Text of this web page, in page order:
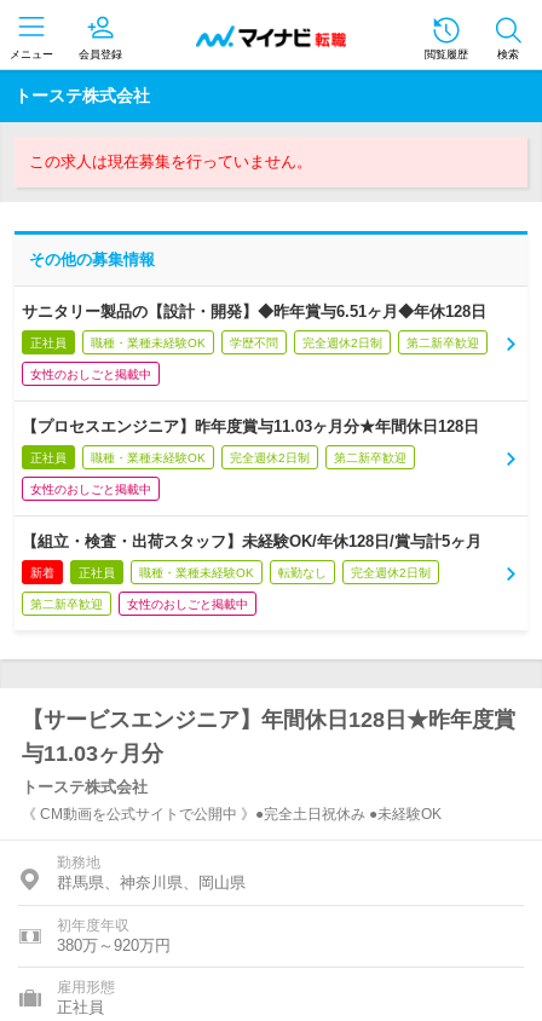
メニュー 会員登録 閲覧履歴 検索
トーステ株式会社
この求人は現在募集を行っていません。
その他の募集情報
サニタリー製品の【設計・開発】◆昨年賞与6.51ヶ月◆年休128日
正社員 職種・業種未経験OK 学歴不問 完全週休2日制 第二新卒歓迎
女性のおしごと掲載中
【プロセスエンジニア】昨年度賞与11.03ヶ月分★年間休日128日
正社員 職種・業種未経験OK 完全週休2日制 第二新卒歓迎
女性のおしごと掲載中
【組立・検査・出荷スタッフ】未経験OK/年休128日/賞与計5ヶ月
新着 正社員 職種・業種未経験OK 転勤なし 完全週休2日制
第二新卒歓迎 女性のおしごと掲載中
【サービスエンジニア】年間休日128日★昨年度賞
与11.03ヶ月分
トーステ株式会社
《 CM動画を公式サイトで公開中 》●完全土日祝休み ●未経験OK
勤務地
群馬県、神奈川県、岡山県
初年度年収
380万～920万円
雇用形態
正社員